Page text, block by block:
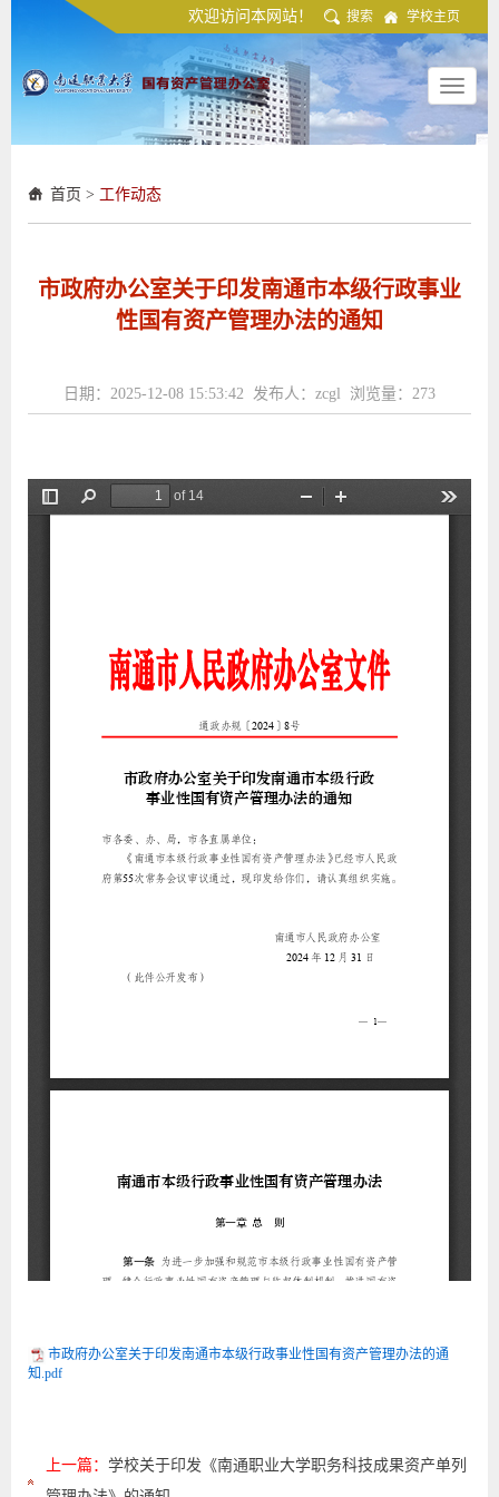
欢迎访问本网站！ 搜索 学校主页
Toggle
首页 > 工作动态
市政府办公室关于印发南通市本级行政事业
性国有资产管理办法的通知
日期：2025-12-08 15:53:42 发布人：zcgl 浏览量： 273
市政府办公室关于印发南通市本级行政事业性国有资产管理办法的通
知.pdf
上一篇： 学校关于印发《南通职业大学职务科技成果资产单列